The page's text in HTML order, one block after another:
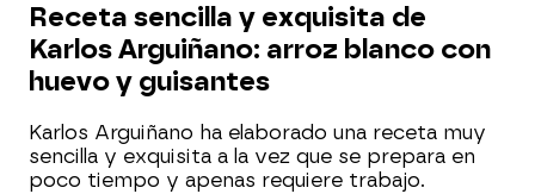
Receta sencilla y exquisita de
Karlos Arguiñano: arroz blanco con
huevo y guisantes
Karlos Arguiñano ha elaborado una receta muy
sencilla y exquisita a la vez que se prepara en
poco tiempo y apenas requiere trabajo.